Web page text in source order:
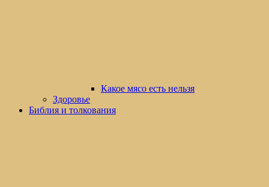
Какое мясо есть нельзя
Здоровье
Библия и толкования